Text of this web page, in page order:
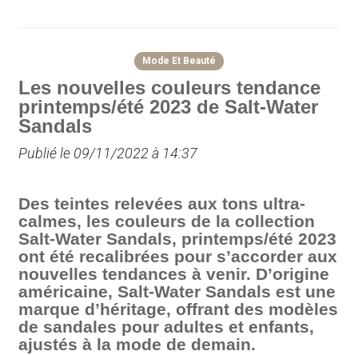
Mode Et Beauté
Les nouvelles couleurs tendance
printemps/été 2023 de Salt-Water
Sandals
Publié le 09/11/2022 à 14:37
Des teintes relevées aux tons ultra-
calmes, les couleurs de la collection
Salt-Water Sandals, printemps/été 2023
ont été recalibrées pour s’accorder aux
nouvelles tendances à venir. D’origine
américaine, Salt-Water Sandals est une
marque d’héritage, offrant des modèles
de sandales pour adultes et enfants,
ajustés à la mode de demain.